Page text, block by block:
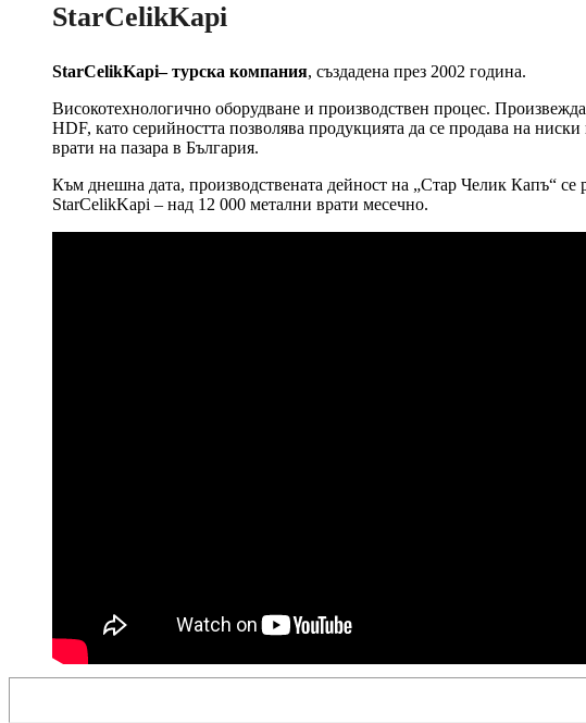
StarCelikKapi
StarCelikKapi– турска компания, създадена през 2002 година.
Високотехнологично оборудване и производствен процес.
HDF, като серийността позволява продукцията да се продава на
врати на пазара в България.
Към днешна дата, производствената дейност на „Стар Челик Капъ“
StarCelikKapi – над 12 000 метални врати месечно.